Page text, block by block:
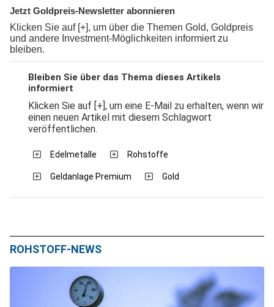
Jetzt Goldpreis-Newsletter abonnieren
Klicken Sie auf [+], um über die Themen Gold, Goldpreis
und andere Investment-Möglichkeiten informiert zu
bleiben.
Bleiben Sie über das Thema dieses Artikels
informiert
Klicken Sie auf [+], um eine E-Mail zu erhalten, wenn wir
einen neuen Artikel mit diesem Schlagwort
veröffentlichen.
Edelmetalle Rohstoffe
Geldanlage Premium Gold
ROHSTOFF-NEWS